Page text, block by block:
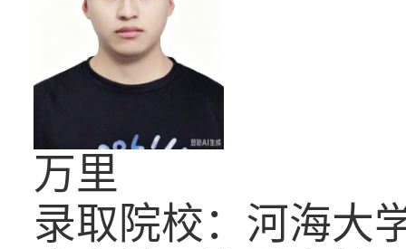
万里
录取院校：河海大